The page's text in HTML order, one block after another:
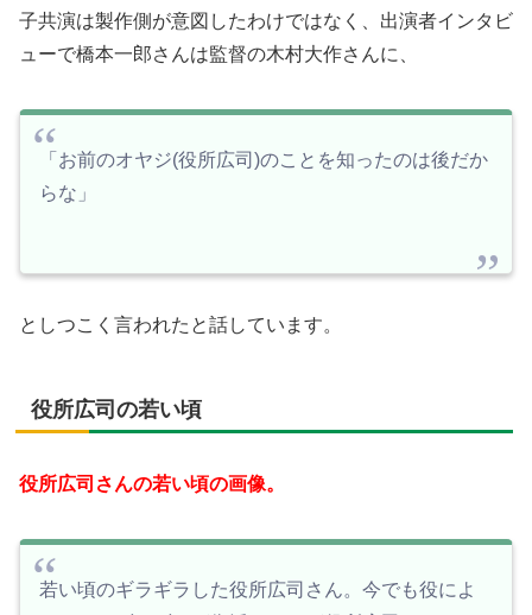
子共演は製作側が意図したわけではなく、出演者インタビ
ューで橋本一郎さんは監督の木村大作さんに、
「お前のオヤジ(役所広司)のことを知ったのは後だか
らな」
としつこく言われたと話しています。
役所広司の若い頃
役所広司さんの若い頃の画像。
若い頃のギラギラした役所広司さん。今でも役によ